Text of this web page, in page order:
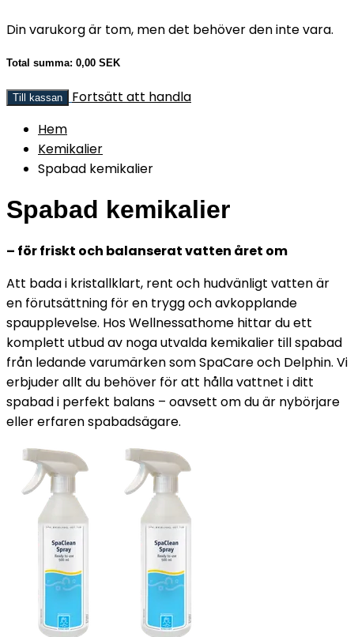
Din varukorg är tom, men det behöver den inte vara.
Total summa: 0,00 SEK
Till kassan
Fortsätt att handla
Hem
Kemikalier
Spabad kemikalier
Spabad kemikalier
– för friskt och balanserat vatten året om
Att bada i kristallklart, rent och hudvänligt vatten är
en förutsättning för en trygg och avkopplande
spaupplevelse. Hos Wellnessathome hittar du ett
komplett utbud av noga utvalda kemikalier till spabad
från ledande varumärken som SpaCare och Delphin. Vi
erbjuder allt du behöver för att hålla vattnet i ditt
spabad i perfekt balans – oavsett om du är nybörjare
eller erfaren spabadsägare.